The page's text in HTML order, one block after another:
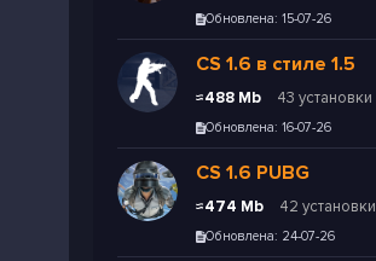
Обновлена: 15-07-26
СS 1.6 в стиле 1.5
≈488 Mb 43 установки
Обновлена: 16-07-26
CS 1.6 PUBG
≈474 Mb 42 установки
Обновлена: 24-07-26